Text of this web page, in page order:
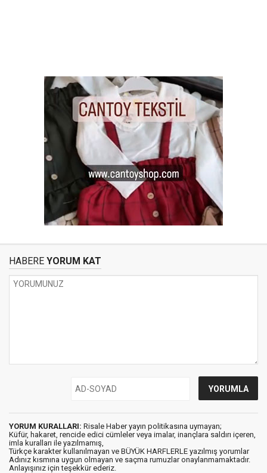
HABERE YORUM KAT
YORUM KURALLARI: Risale Haber yayın politikasına uymayan;
Küfür, hakaret, rencide edici cümleler veya imalar, inançlara saldırı içeren,
imla kuralları ile yazılmamış,
Türkçe karakter kullanılmayan ve BÜYÜK HARFLERLE yazılmış yorumlar
Adınız kısmına uygun olmayan ve saçma rumuzlar onaylanmamaktadır.
Anlayışınız için teşekkür ederiz.